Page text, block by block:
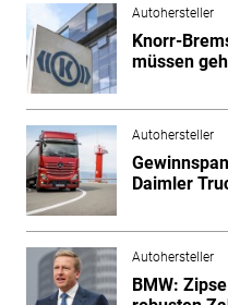
Autohersteller
Knorr-
müssen
Autohersteller
Daimler
Autohersteller
BMW: